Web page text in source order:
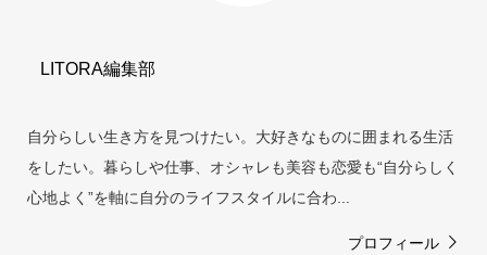
LITORA編集部
自分らしい生き方を見つけたい。大好きなものに囲まれる生活
をしたい。暮らしや仕事、オシャレも美容も恋愛も“自分らしく
心地よく”を軸に自分のライフスタイルに合わ...
プロフィール